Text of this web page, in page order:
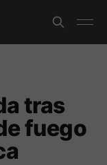
tras
fuego